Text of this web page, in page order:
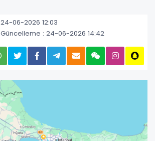
24-06-2026 12:03
Güncelleme : 24-06-2026 14:42